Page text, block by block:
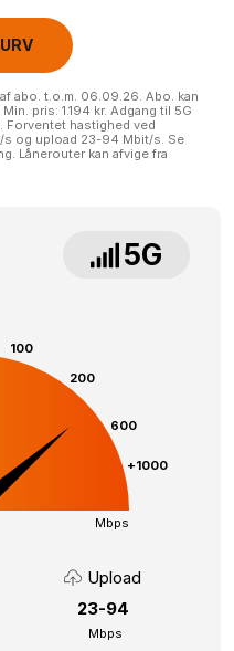
abo. t.o.m. 06.09.26. Abo. kan
pris: 1.194 kr. Adgang til 5G
Forventet hastighed ved
og upload 23-94 Mbit/s. Se
Lånerouter kan afvige fra
5G
100
200
600
+1000
Mbps
Upload
23-94
Mbps